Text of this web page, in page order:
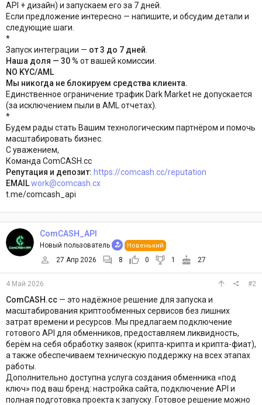
API + дизайн) и запускаем его за 7 дней.
Если предложение интересно — напишите, и обсудим детали и
следующие шаги.
*
Запуск интеграции — от 3 до 7 дней
Наша доля — 30 % от вашей комиссии.
NO KYC/AML
Мы никогда не блокируем средства клиента.
Единственное ограничение трафик Dark Market не допускается
(за исключением пыли в AML отчетах).
*
Будем рады стать Вашим технологическим партнёром и помочь
масштабировать бизнес.
С уважением,
Команда ComCASH.cc
Репутация и депозит: https://comcash.cc/reputation
EMAILwork@comcash.cx
t.me/comcash_api
ComCASH_API
Новый пользователь Новенький
27 Апр 2026 8 0 1 27
4 Май 2026 #2
ComCASH.cc — это надёжное решение для запуска и
масштабирования криптообменных сервисов без лишних
затрат времени и ресурсов. Мы предлагаем подключение
готового API для обменников, предоставляем ликвидность,
берём на себя обработку заявок (крипта-крипта и крипта-фиат),
а также обеспечиваем техническую поддержку на всех этапах
работы.
Дополнительно доступна услуга создания обменника «под
ключ» под ваш бренд: настройка сайта, подключение API и
полная подготовка проекта к запуску. Готовое решение можно